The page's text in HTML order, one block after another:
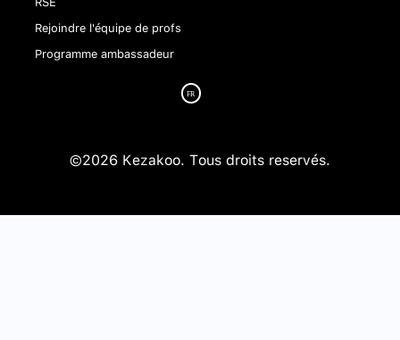
Rejoindre l'équipe de profs
Programme ambassadeur
©2026 Kezakoo. Tous droits reservés.